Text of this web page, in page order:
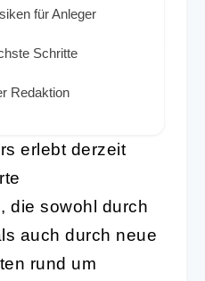
für Anleger
Schritte
Redaktion
erlebt derzeit
die sowohl durch
auch durch neue
rund um